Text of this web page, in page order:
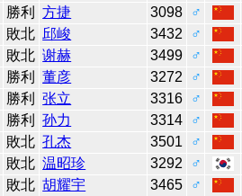
勝利 方捷 3098
♂
敗北 邱峻 3432
♂
敗北 谢赫 3499
♂
勝利 董彦 3272
♂
勝利 张立 3316
♂
勝利 孙力 3314
♂
敗北 孔杰 3501
♂
敗北 温昭珍 3292
♂
敗北 胡耀宇 3465
♂